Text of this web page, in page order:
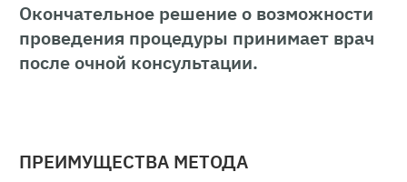
Окончательное решение о возможности
проведения процедуры принимает врач
после очной консультации.
ПРЕИМУЩЕСТВА МЕТОДА